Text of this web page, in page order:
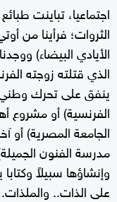
اجتماعيا، تباينت
الثروات؛ فرأينا من
الأيادي البيضاء)
الذي قتلته زوجته
ينفق على تحرك
الفرنسية) أو مشروع
الجامعة المصرية) أو
مدرسة الفنون
وإنشاؤها سبيلاً
على الذات.. والملذات.